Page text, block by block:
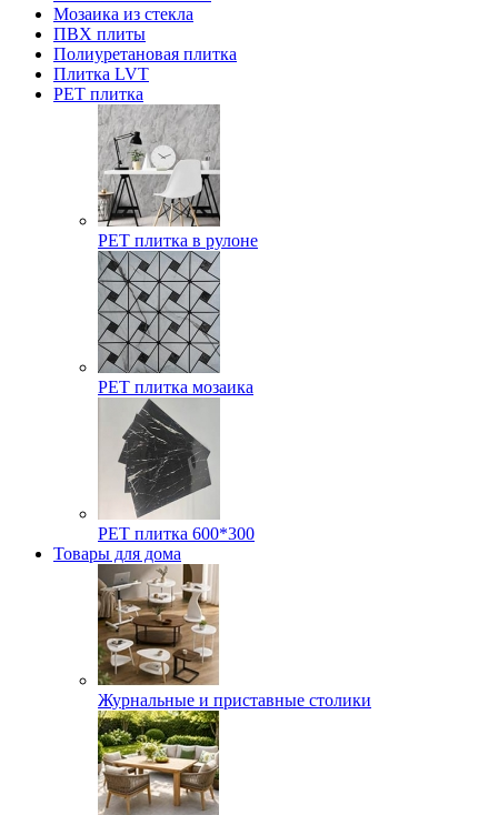
Мозаика из стекла
ПВХ плиты
Полиуретановая плитка
Плитка LVT
РЕТ плитка
РЕТ плитка в рулоне
РЕТ плитка мозаика
РЕТ плитка 600*300
Товары для дома
Журнальные и приставные столики